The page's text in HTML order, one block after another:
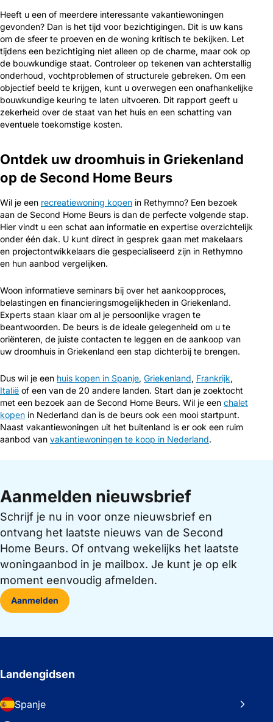
Heeft u een of meerdere interessante vakantiewoningen
gevonden? Dan is het tijd voor bezichtigingen. Dit is uw kans
om de sfeer te proeven en de woning kritisch te bekijken. Let
tijdens een bezichtiging niet alleen op de charme, maar ook op
de bouwkundige staat. Controleer op tekenen van achterstallig
onderhoud, vochtproblemen of structurele gebreken. Om een
objectief beeld te krijgen, kunt u overwegen een onafhankelijke
bouwkundige keuring te laten uitvoeren. Dit rapport geeft u
zekerheid over de staat van het huis en een schatting van
eventuele toekomstige kosten.
Ontdek uw droomhuis in Griekenland
op de Second Home Beurs
Wil je een recreatiewoning kopen in Rethymno? Een bezoek
aan de Second Home Beurs is dan de perfecte volgende stap.
Hier vindt u een schat aan informatie en expertise overzichtelijk
onder één dak. U kunt direct in gesprek gaan met makelaars
en projectontwikkelaars die gespecialiseerd zijn in Rethymno
en hun aanbod vergelijken.
Woon informatieve seminars bij over het aankoopproces,
belastingen en financieringsmogelijkheden in Griekenland.
Experts staan klaar om al je persoonlijke vragen te
beantwoorden. De beurs is de ideale gelegenheid om u te
oriënteren, de juiste contacten te leggen en de aankoop van
uw droomhuis in Griekenland een stap dichterbij te brengen.
Dus wil je een huis kopen in Spanje, Griekenland, Frankrijk,
Italië of een van de 20 andere landen. Start dan je zoektocht
met een bezoek aan de Second Home Beurs. Wil je een chalet
kopen in Nederland dan is de beurs ook een mooi startpunt.
Naast vakantiewoningen uit het buitenland is er ook een ruim
aanbod van vakantiewoningen te koop in Nederland.
Aanmelden nieuwsbrief
Schrijf je nu in voor onze nieuwsbrief en
ontvang het laatste nieuws van de Second
Home Beurs. Of ontvang wekelijks het laatste
woningaanbod in je mailbox. Je kunt je op elk
moment eenvoudig afmelden.
Aanmelden
Landengidsen
Spanje